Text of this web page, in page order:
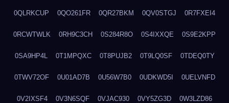
0QLRKCUP 0QO261FR 0QR27BKM 0QV0STGJ 0R7FXEI4
0RCWTWLK 0RH9C3CH 0S284R8O 0S4IXXQE 0S9E2KPP
0SA9HP4L 0T1MPQXC 0T8PUJB2 0T9LQ0SF 0TDEQ0TY
0TWV72OF 0U01AD7B 0U56W7B0 0UDKWD5I 0UELVNFD
0V2IXSF4 0V3N6SQF 0VJAC930 0VY5ZG3D 0W3LZD86